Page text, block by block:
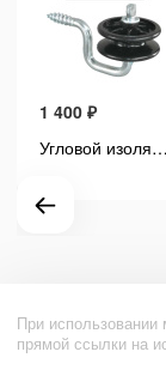
1 400 ₽
Угловой изолятор для электропастуха 12 штук на дерево, с саморезом
При использовании
прямой ссылки на